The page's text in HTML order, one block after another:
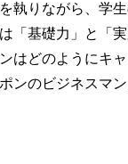
執りながら、学
「基礎力」と「
はどのようにキ
ンのビジネスマ